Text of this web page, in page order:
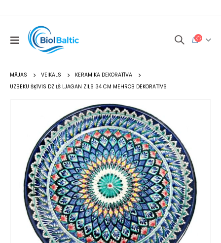
MĀJAS VEIKALS
KERAMIKA DEKORATĪVA
UZBEKU ŠĶĪVIS DZIĻŠ LJAGAN ZILS 34 CM MEHROB DEKORATĪVS